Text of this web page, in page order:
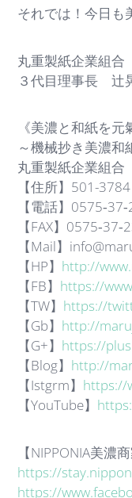
それでは！今日も
丸重製紙企業組合
３代目理事長 辻
《美濃と和紙を元
～機械抄き美濃和
丸重製紙企業組合
【住所】501-
【電話】
【FAX】
【Mail】
【HP】 http://
【FB】 https://
【TW】 https://
【Gb】 http://
【G+】 https://
【Blog】 http://
【Istgrm】 https://
【YouTube】
【NIPPONIA美濃商
https://
https://